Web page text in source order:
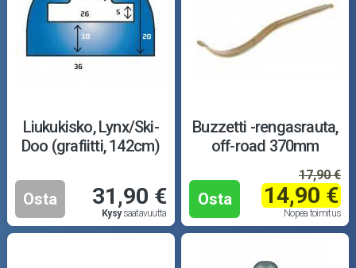
Liukukisko, Lynx/Ski-
Doo (grafiitti, 142cm)
Osta 31,90 €
Kysysaatavuutta
Buzzetti -rengasrauta,
off-road 370mm
Osta
17,90 €
14,90 €
Nopea toimitus